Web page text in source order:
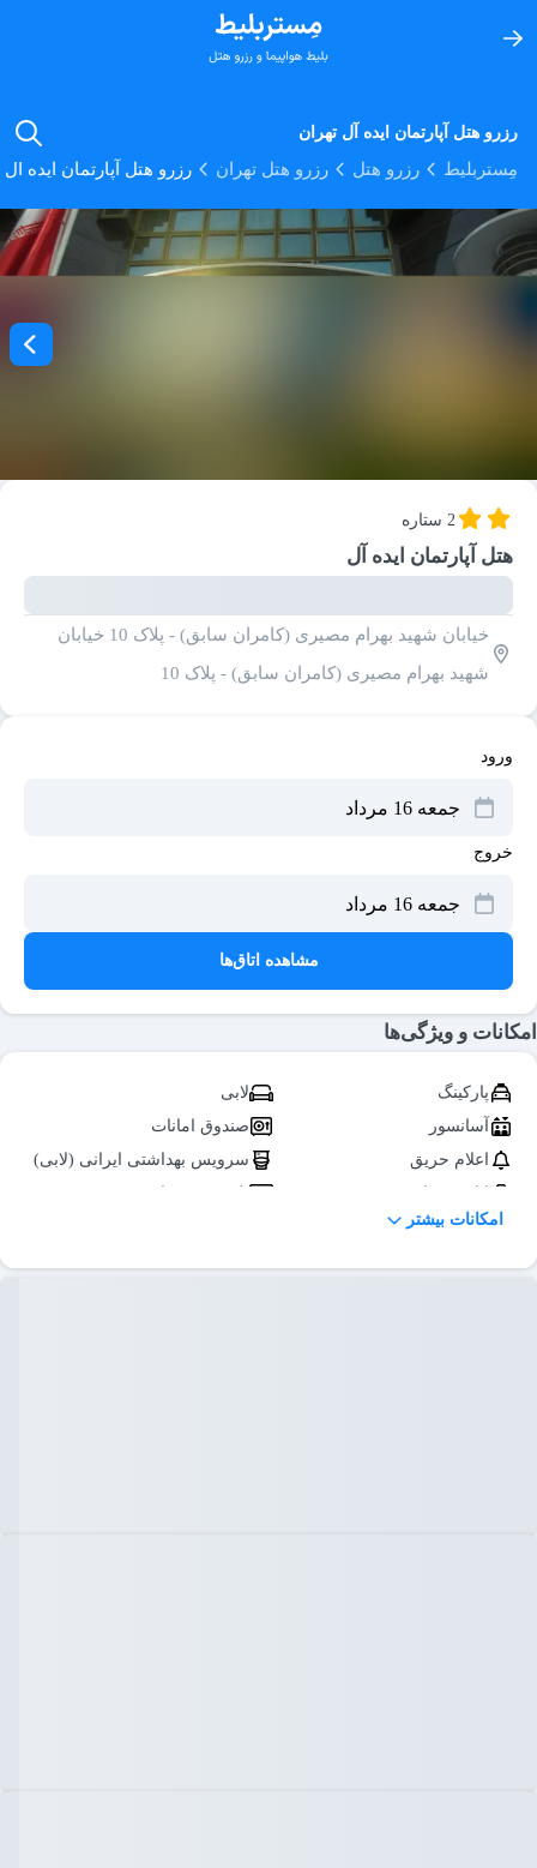
رزرو هتل آپارتمان ایده آل تهران
مِستربلیط رزرو هتل رزرو هتل تهران رزرو هتل آپارتمان ایده آل
2 ستاره
هتل آپارتمان ایده آل
خیابان شهید بهرام مصیری (کامران سابق) - پلاک 10 خیابان
شهید بهرام مصیری (کامران سابق) - پلاک 10
ورود
خروج
مشاهده اتاق‌ها
امکانات و ویژگی‌ها
پارکینگ
لابی
آسانسور
صندوق امانات
اعلام حریق
سرویس بهداشتی ایرانی (لابی)
تاکسی سرویس
امکانات بیشتر